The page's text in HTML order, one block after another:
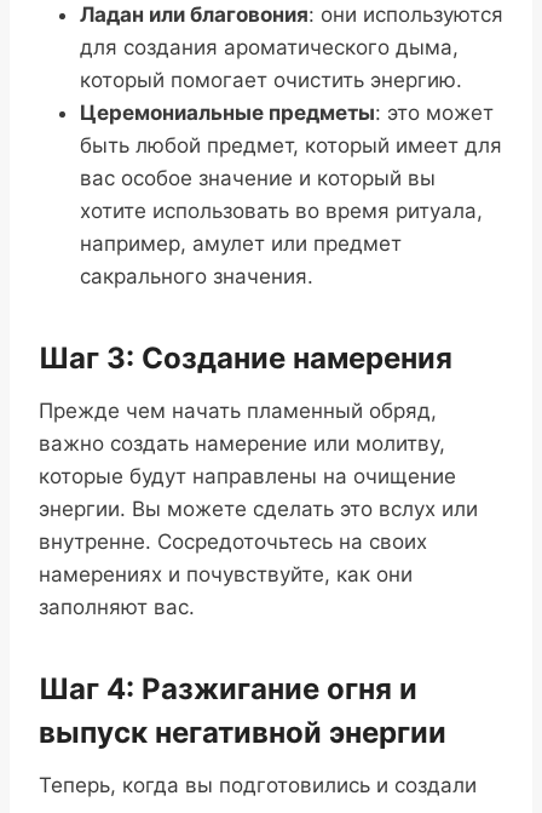
Ладан или благовония: они используются
для создания ароматического дыма,
который помогает очистить энергию.
Церемониальные предметы: это может
быть любой предмет, который имеет для
вас особое значение и который вы
хотите использовать во время ритуала,
например, амулет или предмет
сакрального значения.
Шаг 3: Создание намерения
Прежде чем начать пламенный обряд,
важно создать намерение или молитву,
которые будут направлены на очищение
энергии. Вы можете сделать это вслух или
внутренне. Сосредоточьтесь на своих
намерениях и почувствуйте, как они
заполняют вас.
Шаг 4: Разжигание огня и
выпуск негативной энергии
Теперь, когда вы подготовились и создали